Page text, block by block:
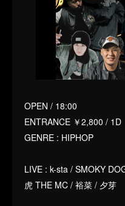
OPEN / 18:00
ENTRANCE ￥2,800 / 1D
GENRE : HIPHOP
LIVE : k-sta / SMOKY
虎 THE MC / 裕菜 / 夕芽